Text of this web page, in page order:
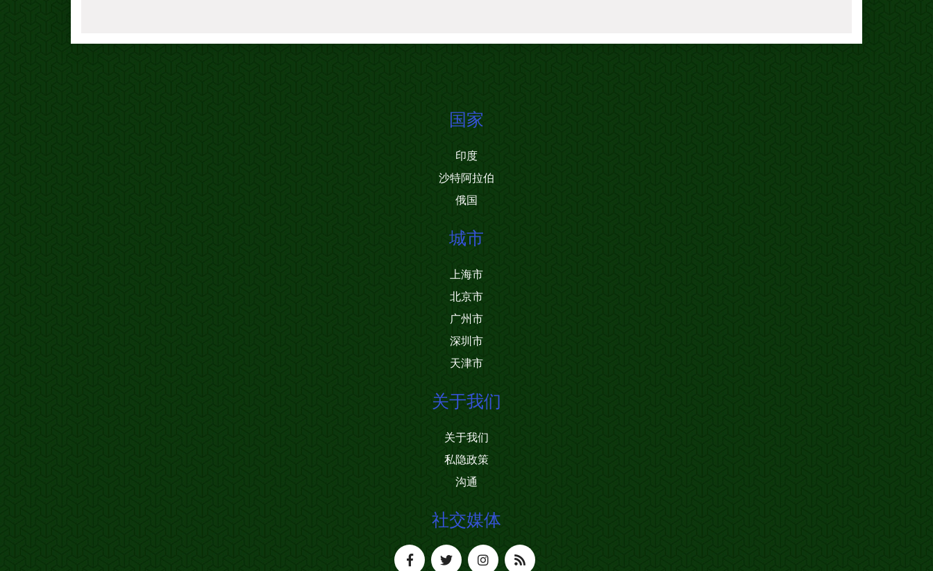
国家
印度
沙特阿拉伯
俄国
城市
上海市
北京市
广州市
深圳市
天津市
关于我们
关于我们
私隐政策
沟通
社交媒体